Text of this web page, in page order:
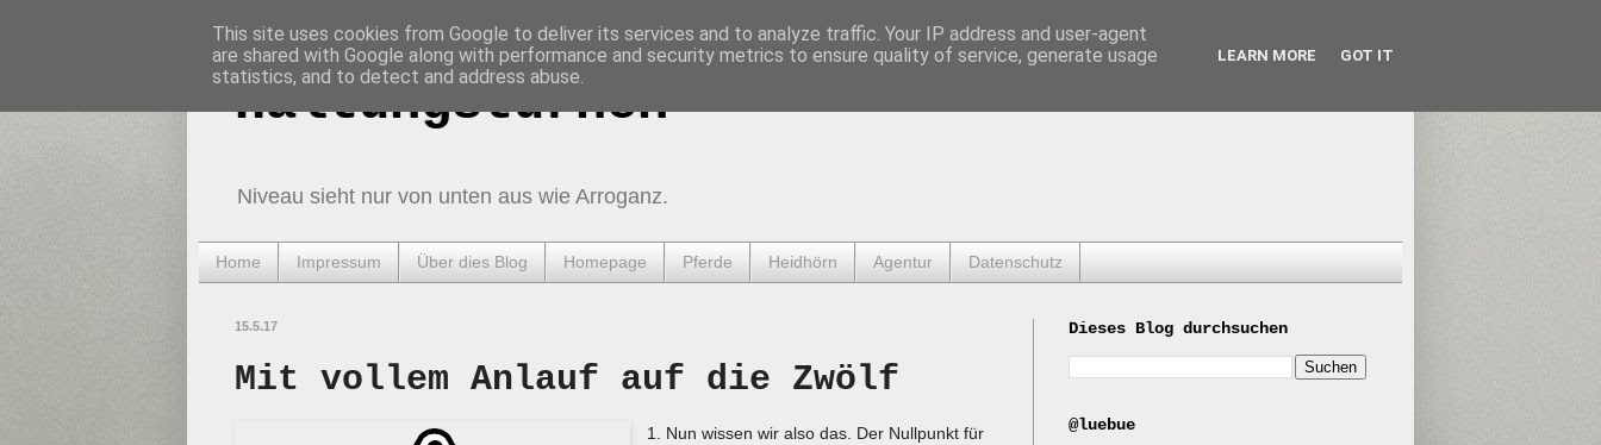
Haltungsturnen
Niveau sieht nur von unten aus wie Arroganz.
Home Impressum Über dies Blog Homepage Pferde Heidhörn Agentur Datenschutz
15.5.17
Mit vollem Anlauf auf die Zwölf
1. Nun wissen wir also das. Der Nullpunkt für
Dieses Blog durchsuchen
@luebue
This site uses cookies from Google to deliver its services and to analyze traffic. Your IP address and user-agent
are shared with Google along with performance and security metrics to ensure quality of service, generate usage
statistics, and to detect and address abuse.
LEARN MORE GOT IT